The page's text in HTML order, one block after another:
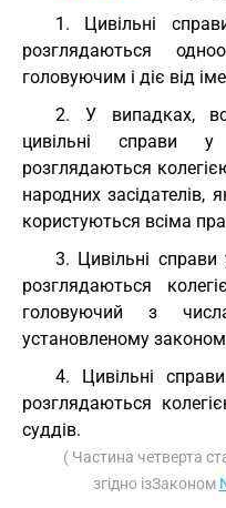
1. Цивільні
розглядаються
головуючим і діє від
2. У випадках,
цивільні справи у
розглядаються
народних засідателів,
користуються всіма
3. Цивільні справи
розглядаються
головуючий з
установленому
4. Цивільні справи
розглядаються
суддів.
( Частина четверта
згідно ізЗаконом